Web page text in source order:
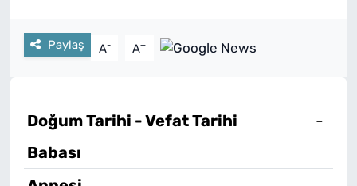
Paylaş A- A+
Doğum Tarihi - Vefat Tarihi
-
Babası